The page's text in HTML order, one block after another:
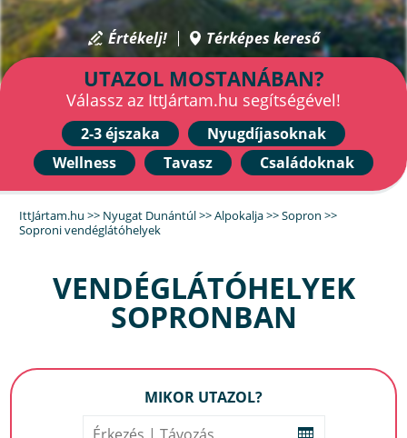
Értékelj! Térképes kereső
UTAZOL MOSTANÁBAN?
Válassz az IttJártam.hu segítségével!
2-3 éjszaka
Nyugdíjasoknak
Wellness
Tavasz Családoknak
IttJártam.hu >> Nyugat Dunántúl>>Alpokalja>>Sopron >>
Soproni vendéglátóhelyek
VENDÉGLÁTÓHELYEK
SOPRONBAN
MIKOR UTAZOL?